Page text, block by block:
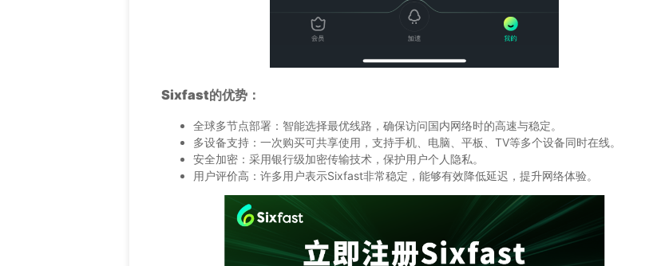
Sixfast的优势：
全球多节点部署：智能选择最优线路，确保访问国内网络时的高速与稳定。
多设备支持：一次购买可共享使用，支持手机、电脑、平板、TV等多个设备同时在线。
安全加密：采用银行级加密传输技术，保护用户个人隐私。
用户评价高：许多用户表示Sixfast非常稳定，能够有效降低延迟，提升网络体验。